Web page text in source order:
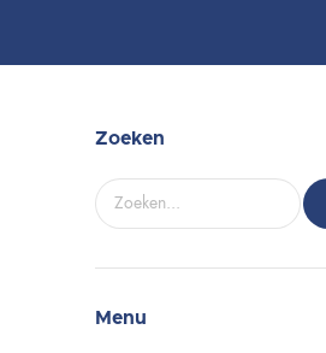
Zoeken
Menu